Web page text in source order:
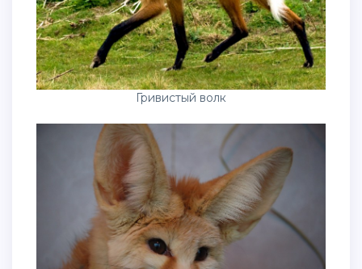
Гривистый волк